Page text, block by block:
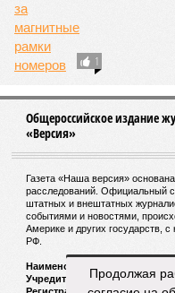
1
Общероссийское издание
«Версия»
Газета «Наша версия»
расследований. Официальный
штатных и внештатных
событиями и новостями,
Америке и других государств,
РФ.
Наименование:
Учредитель:
ООО «Версия»,
Продолжая